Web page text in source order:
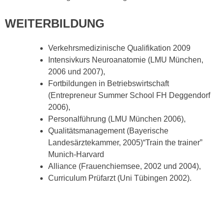
WEITERBILDUNG
Verkehrsmedizinische Qualifikation 2009
Intensivkurs Neuroanatomie (LMU München,
2006 und 2007),
Fortbildungen in Betriebswirtschaft
(Entrepreneur Summer School FH Deggendorf
2006),
Personalführung (LMU München 2006),
Qualitätsmanagement (Bayerische
Landesärztekammer, 2005)“Train the trainer”
Munich-Harvard
Alliance (Frauenchiemsee, 2002 und 2004),
Curriculum Prüfarzt (Uni Tübingen 2002).